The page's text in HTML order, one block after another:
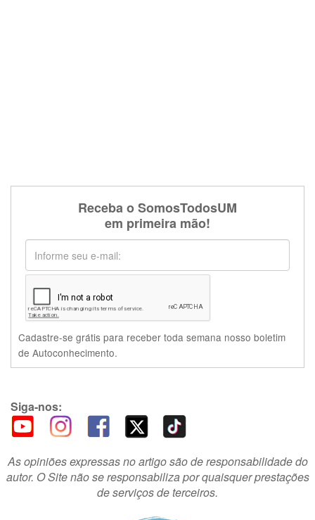
Receba o SomosTodosUM
em primeira mão!
Cadastre-se grátis para receber toda semana nosso boletim
de Autoconhecimento.
Siga-nos:
As opiniões expressas no artigo são de responsabilidade do
autor. O Site não se responsabiliza por quaisquer prestações
de serviços de terceiros.